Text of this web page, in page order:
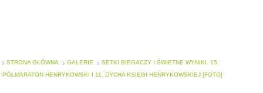
STRONA GŁÓWNA GALERIE
SETKI BIEGACZY I ŚWIETNE WYNIKI. 15.
PÓŁMARATON HENRYKOWSKI I 11. DYCHA KSIĘGI HENRYKOWSKIEJ [FOTO]